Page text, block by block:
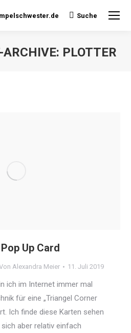
Search:
Suche
ARCHIVE: PLOTTER
Up Card
Alexandra Meier 11. Juli 2019
ich im Internet immer mal
für eine „Triangel Corner
Ich finde diese Karten sehen
aber relativ einfach